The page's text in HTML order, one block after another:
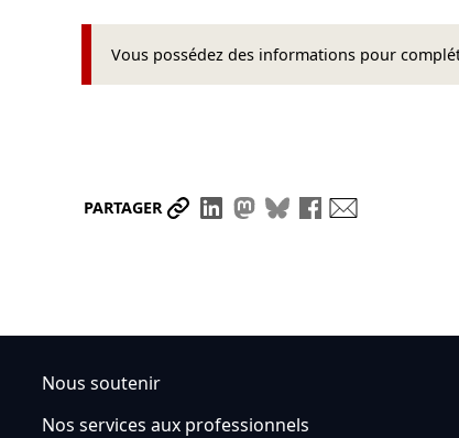
Vous possédez des informations pour
PARTAGER Partager le lien
Partager sur LinkedIn
Partager sur Mastodon
Partager sur
Partager sur
Nous soutenir
Nos services aux professionnels